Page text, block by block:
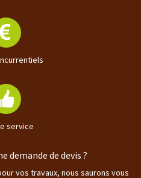
service
demande de devis ?
vos travaux, nous saurons vous